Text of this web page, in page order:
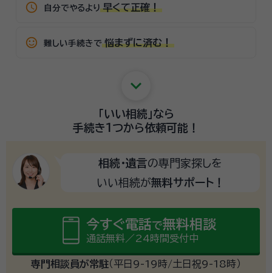
schedule 自分でやるより 早くて正確！
sentiment_satisfied_alt 難しい手続きで 悩まずに済む！
keyboard_arrow_down
「いい相続」なら
手続き1つから依頼可能！
相続・遺言の専門家探しを
いい相続が無料サポート！
今すぐ電話で無料相談
通話無料／24時間受付中
専門相談員が常駐（平日9-19時/土日祝9-18時）